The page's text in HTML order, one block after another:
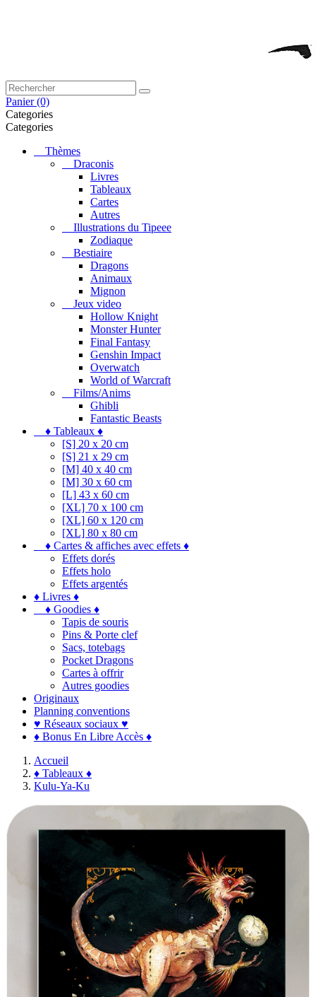
Panier (0)
Categories
Categories
Thèmes
Draconis
Livres
Tableaux
Cartes
Autres
Illustrations du Tipeee
Zodiaque
Bestiaire
Dragons
Animaux
Mignon
Jeux video
Hollow Knight
Monster Hunter
Final Fantasy
Genshin Impact
Overwatch
World of Warcraft
Films/Anims
Ghibli
Fantastic Beasts
♦ Tableaux ♦
[S] 20 x 20 cm
[S] 21 x 29 cm
[M] 40 x 40 cm
[M] 30 x 60 cm
[L] 43 x 60 cm
[XL] 70 x 100 cm
[XL] 60 x 120 cm
[XL] 80 x 80 cm
♦ Cartes & affiches avec effets ♦
Effets dorés
Effets holo
Effets argentés
♦ Livres ♦
♦ Goodies ♦
Tapis de souris
Pins & Porte clef
Sacs, totebags
Pocket Dragons
Cartes à offrir
Autres goodies
Originaux
Planning conventions
♥ Réseaux sociaux ♥
♦ Bonus En Libre Accès ♦
Accueil
♦ Tableaux ♦
Kulu-Ya-Ku